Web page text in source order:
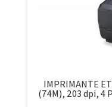
IMPRIMANTE
(74M), 203 dpi, 4